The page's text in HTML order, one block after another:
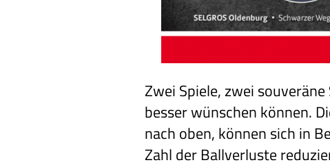
Zwei Spiele, zwei
besser wünschen können.
nach oben, können sich in
Zahl der Ballverluste